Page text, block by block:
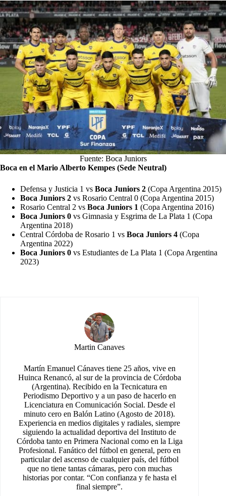
Fuente: Boca Juniors
Boca en el Mario Alberto Kempes (Sede Neutral)
Defensa y Justicia 1 vs Boca Juniors 2 (Copa Argentina 2015)
Boca Juniors 2 vs Rosario Central 0 (Copa Argentina 2015)
Rosario Central 2 vs Boca Juniors 1 (Copa Argentina 2016)
Boca Juniors 0 vs Gimnasia y Esgrima de La Plata 1 (Copa
Argentina 2018)
Central Córdoba de Rosario 1 vs Boca Juniors 4 (Copa
Argentina 2022)
Boca Juniors 0 vs Estudiantes de La Plata 1 (Copa Argentina
2023)
Martin Canaves
Martín Emanuel Cánaves tiene 25 años, vive en
Huinca Renancó, al sur de la provincia de Córdoba
(Argentina). Recibido en la Tecnicatura en
Periodismo Deportivo y a un paso de hacerlo en
Licenciatura en Comunicación Social. Desde el
minuto cero en Balón Latino (Agosto de 2018).
Experiencia en medios digitales y radiales, siempre
siguiendo la actualidad deportiva del Instituto de
Córdoba tanto en Primera Nacional como en la Liga
Profesional. Fanático del fútbol en general, pero en
particular del ascenso de cualquier país, del fútbol
que no tiene tantas cámaras, pero con muchas
historias por contar. “Con confianza y fe hasta el
final siempre”.